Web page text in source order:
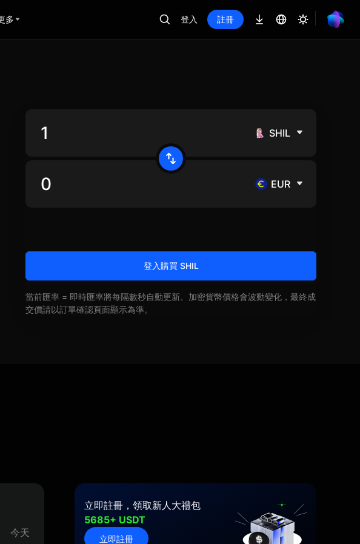
多 登入 註冊
SHIL
EUR
登入購買 SHIL
當前匯率 = 即時匯率將每隔數秒自動更新。加密貨幣價格會波動變化，最終成
交價請以訂單確認頁面顯示為準。
今天
立即註冊，領取新人大禮包
5685+ USDT
立即註冊